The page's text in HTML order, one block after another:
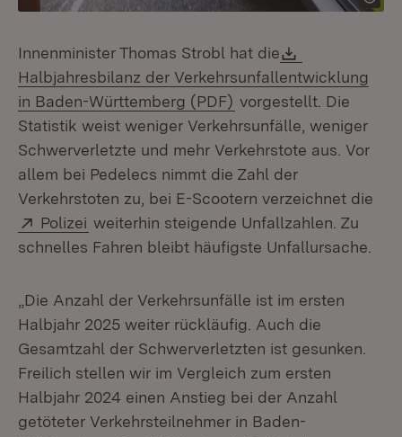
Innenminister Thomas Strobl hat die
Halbjahresbilanz der Verkehrsunfallentwicklung
in Baden-Württemberg (PDF) (Öffnet in neuem
vorgestellt. Die
Statistik weist weniger Verkehrsunfälle, weniger
Schwerverletzte und mehr Verkehrstote aus. Vor
allem bei Pedelecs nimmt die Zahl der
Verkehrstoten zu, bei E-Scootern verzeichnet die
Extern:
Polizei (Öffnet in neuem Fenster)
weiterhin steigende Unfallzahlen. Zu
schnelles Fahren bleibt häufigste Unfallursache.
„Die Anzahl der Verkehrsunfälle ist im ersten
Halbjahr 2025 weiter rückläufig. Auch die
Gesamtzahl der Schwerverletzten ist gesunken.
Freilich stellen wir im Vergleich zum ersten
Halbjahr 2024 einen Anstieg bei der Anzahl
getöteter Verkehrsteilnehmer in Baden-